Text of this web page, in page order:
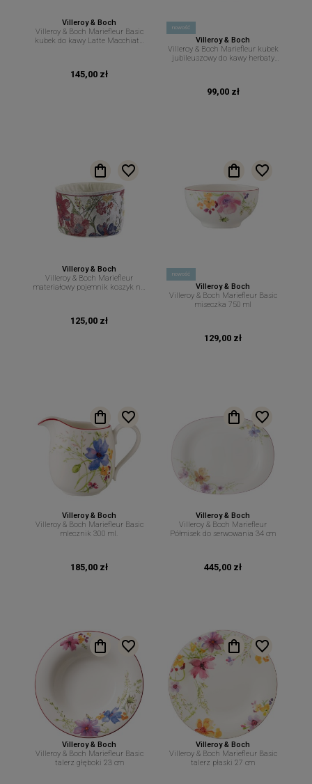
Villeroy & Boch
Villeroy & Boch Mariefleur Basic
kubek do kawy Latte Macchiato
145,00 zł
nowość
Villeroy & Boch
Villeroy & Boch Mariefleur kubek
jubileuszowy do kawy herbaty
99,00 zł
Villeroy & Boch
Villeroy & Boch Mariefleur
materiałowy pojemnik koszyk na
125,00 zł
nowość
Villeroy & Boch
Villeroy & Boch Mariefleur Basic
miseczka 750 ml
129,00 zł
Villeroy & Boch
Villeroy & Boch Mariefleur Basic
mlecznik 300 ml.
185,00 zł
Villeroy & Boch
Villeroy & Boch Mariefleur
Półmisek do serwowania 34 cm
445,00 zł
Villeroy & Boch
Villeroy & Boch Mariefleur Basic
talerz głęboki 23 cm
Villeroy & Boch
Villeroy & Boch Mariefleur Basic
talerz płaski 27 cm